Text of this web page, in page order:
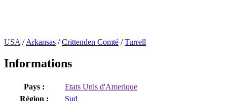
USA /Arkansas /Crittenden Comté /Turrell
Informations
Pays :
Etats Unis d'Amerique
Région :
Sud